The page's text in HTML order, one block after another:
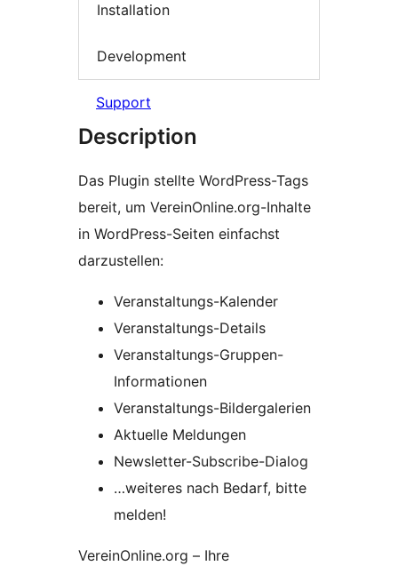
Installation
Development
Support
Description
Das Plugin stellte WordPress-Tags
bereit, um VereinOnline.org-Inhalte
in WordPress-Seiten einfachst
darzustellen:
Veranstaltungs-Kalender
Veranstaltungs-Details
Veranstaltungs-Gruppen-
Informationen
Veranstaltungs-Bildergalerien
Aktuelle Meldungen
Newsletter-Subscribe-Dialog
…weiteres nach Bedarf, bitte
melden!
VereinOnline.org – Ihre